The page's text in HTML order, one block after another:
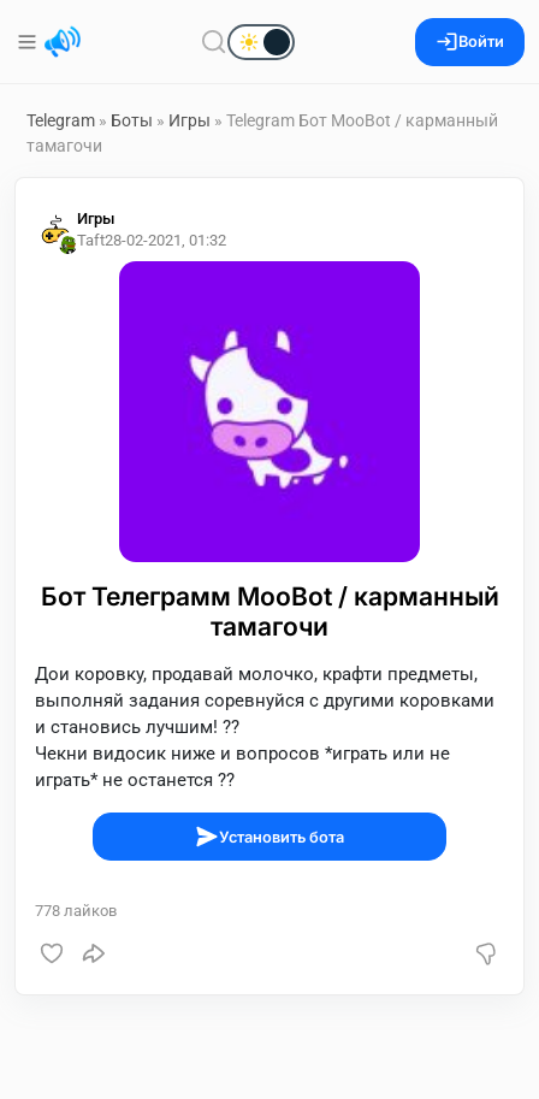
Войти
Telegram » Боты » Игры » Telegram Бот MooBot / карманный
тамагочи
Игры
Taft28-02-2021, 01:32
Бот Телеграмм MooBot / карманный
тамагочи
Дои коровку, продавай молочко, крафти предметы,
выполняй задания соревнуйся с другими коровками
и становись лучшим! ??
Чекни видосик ниже и вопросов *играть или не
играть* не останется ??
Установить бота
778 лайков